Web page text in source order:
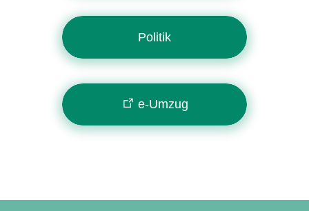
Politik
e-Umzug